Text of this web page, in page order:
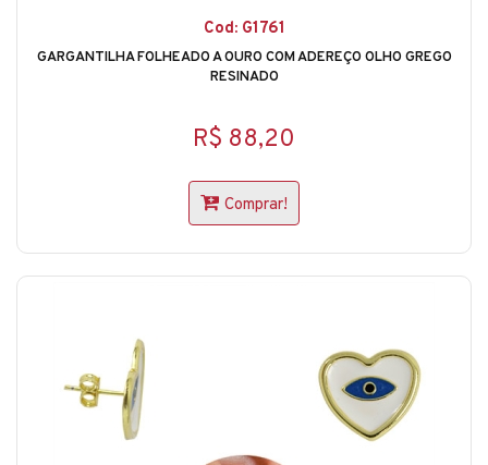
Cod: G1761
GARGANTILHA FOLHEADO A OURO COM ADEREÇO OLHO GREGO
RESINADO
R$ 88,20
Comprar!